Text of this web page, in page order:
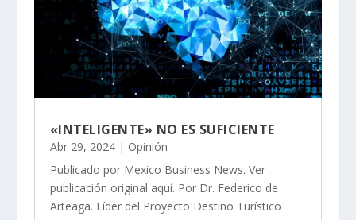
«INTELIGENTE» NO ES SUFICIENTE
Abr 29, 2024| Opinión
Publicado por Mexico Business News. Ver
publicación original aquí. Por Dr. Federico de
Arteaga. Líder del Proyecto Destino Turístico